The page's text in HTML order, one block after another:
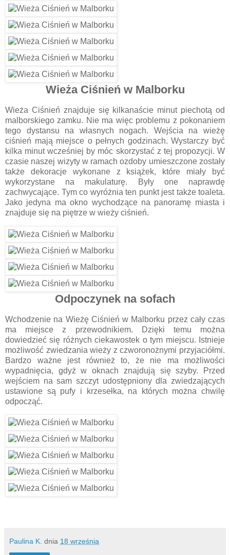
Wieża Ciśnień w Malborku
Wieża Ciśnień znajduje się kilkanaście minut piechotą od
malborskiego zamku. Nie ma więc problemu z pokonaniem
tego dystansu na własnych nogach. Wejścia na wieżę
ciśnień mają miejsce o pełnych godzinach. Wystarczy być
kilka minut wcześniej by móc skorzystać z tej propozycji. W
czasie naszej wizyty w ramach ozdoby umieszczone zostały
także dekoracje wykonane z książek, które miały być
wykorzystane na makulaturę. Były one naprawdę
zachwycające. Tym co wyróżnia ten punkt jest także toaleta.
Jako jedyna ma okno wychodzące na panoramę miasta i
znajduje się na piętrze w wieży ciśnień.
Odpoczynek na sofach
Wchodzenie na Wieżę Ciśnień w Malborku przez cały czas
ma miejsce z przewodnikiem. Dzięki temu można
dowiedzieć się różnych ciekawostek o tym miejscu. Istnieje
możliwość zwiedzania wieży z czworonożnymi przyjaciółmi.
Bardzo ważne jest również to, że nie ma możliwości
wypadnięcia, gdyż w oknach znajdują się szyby. Przed
wejściem na sam szczyt udostępniony dla zwiedzających
ustawione są pufy i krzesełka, na których można chwilę
odpocząć.
Paulina K. dnia 18 września